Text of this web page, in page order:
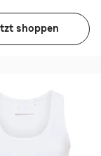
shoppen